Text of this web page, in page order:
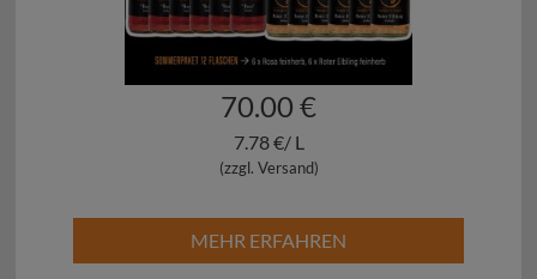
70.00 €
7.78 €/ L
(zzgl. Versand)
MEHR ERFAHREN